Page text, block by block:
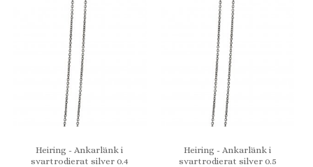
Heiring - Ankarlänk i
svartrodierat silver 0.4
Heiring - Ankarlänk i
svartrodierat silver 0.5